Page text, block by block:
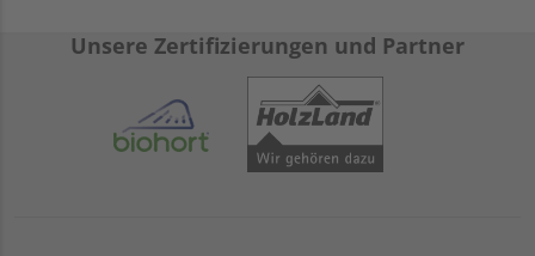
Unsere Zertifizierungen und Partner